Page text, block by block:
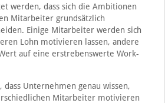
werden, dass sich die Ambitionen
Mitarbeiter grundsätzlich
Einige Mitarbeiter werden sich
Lohn motivieren lassen, andere
auf eine erstrebenswerte Work-
dass Unternehmen genau wissen,
Mitarbeiter motivieren